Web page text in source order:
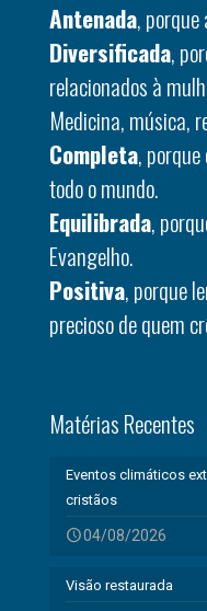
Antenada,
Diversificada,
relacionados à
Medicina, música,
Completa,
todo o mundo.
Equilibrada,
Evangelho.
Positiva, porque
precioso de quem
Matérias Recentes
Eventos climáticos
cristãos
04/08/2026
Visão restaurada